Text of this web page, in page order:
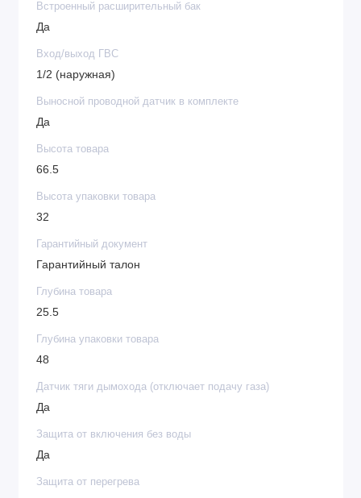
Встроенный расширительный бак
Да
Вход/выход ГВС
1/2 (наружная)
Выносной проводной датчик в комплекте
Да
Высота товара
66.5
Высота упаковки товара
32
Гарантийный документ
Гарантийный талон
Глубина товара
25.5
Глубина упаковки товара
48
Датчик тяги дымохода (отключает подачу газа)
Да
Защита от включения без воды
Да
Защита от перегрева